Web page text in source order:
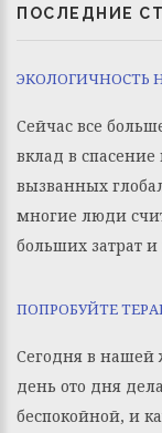
ПОСЛЕДНИЕ
ЭКОЛОГИЧНОСТЬ
Сейчас все
вклад в
вызванных
многие люди
больших затрат и
ПОПРОБУЙТЕ
Сегодня в нашей
день ото дня
беспокойной, и